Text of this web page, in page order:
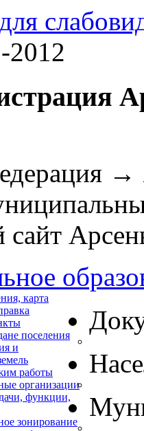
карта
поселения
и
работы
организации
функции,
зонирование